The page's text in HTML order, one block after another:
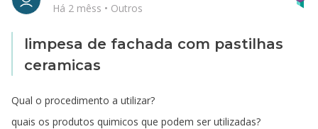
limpesa de fachada com pastilhas
ceramicas
Qual o procedimento a utilizar?
quais os produtos quimicos que podem ser utilizadas?
Há 2 mêss • Outros